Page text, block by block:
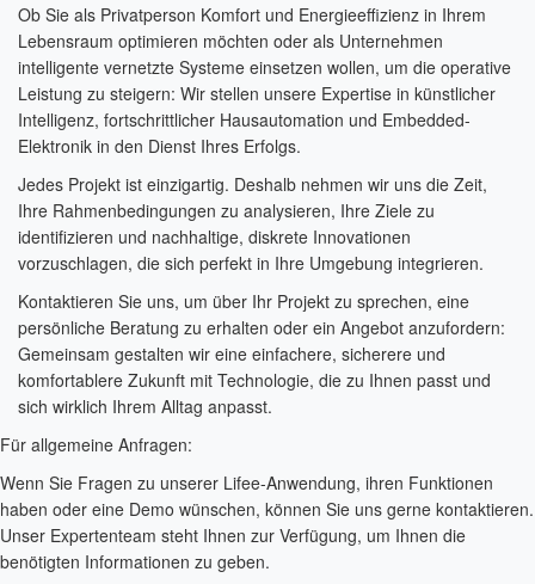
Ob Sie als Privatperson Komfort und Energieeffizienz in Ihrem
Lebensraum optimieren möchten oder als Unternehmen
intelligente vernetzte Systeme einsetzen wollen, um die operative
Leistung zu steigern: Wir stellen unsere Expertise in künstlicher
Intelligenz, fortschrittlicher Hausautomation und Embedded-
Elektronik in den Dienst Ihres Erfolgs.
Jedes Projekt ist einzigartig. Deshalb nehmen wir uns die Zeit,
Ihre Rahmenbedingungen zu analysieren, Ihre Ziele zu
identifizieren und nachhaltige, diskrete Innovationen
vorzuschlagen, die sich perfekt in Ihre Umgebung integrieren.
Kontaktieren Sie uns, um über Ihr Projekt zu sprechen, eine
persönliche Beratung zu erhalten oder ein Angebot anzufordern:
Gemeinsam gestalten wir eine einfachere, sicherere und
komfortablere Zukunft mit Technologie, die zu Ihnen passt und
sich wirklich Ihrem Alltag anpasst.
Für allgemeine Anfragen:
Wenn Sie Fragen zu unserer Lifee-Anwendung, ihren Funktionen
haben oder eine Demo wünschen, können Sie uns gerne kontaktieren.
Unser Expertenteam steht Ihnen zur Verfügung, um Ihnen die
benötigten Informationen zu geben.